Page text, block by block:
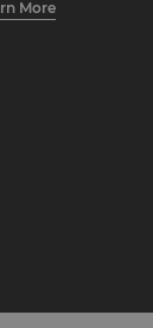
More